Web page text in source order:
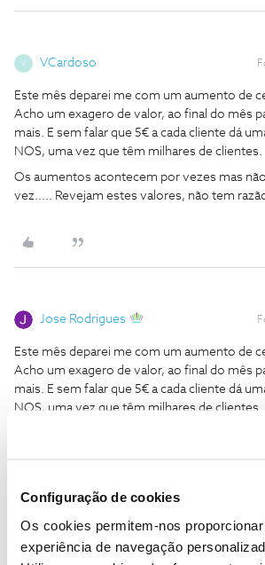
Configuração de cookies
Os cookies permitem-nos
experiência de navegação
V VCardoso
Este mês deparei me com um aumento de
Acho um exagero de valor, ao final do mês
mais. E sem falar que 5€ a cada cliente dá
NOS, uma vez que têm milhares de clientes.
Os aumentos acontecem por vezes mas
vez..... Revejam estes valores, não tem
Jose Rodrigues
Este mês deparei me com um aumento de
Acho um exagero de valor, ao final do mês
mais. E sem falar que 5€ a cada cliente dá
NOS, uma vez que têm milhares de clientes.
Os aumentos acontecem por vezes mas
registada em 2022.
7,83%.
Tem mais informação aqui: